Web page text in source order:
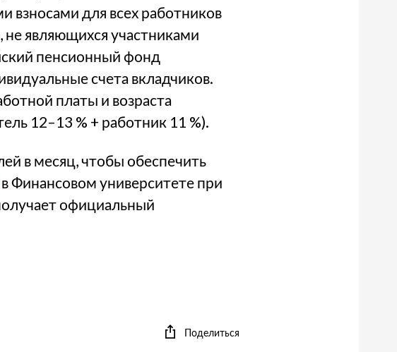
взносами для всех работников
не являющихся участниками
пенсионный фонд
счета вкладчиков.
платы и возраста
12–13 % + работник 11 %).
в месяц, чтобы обеспечить
в Финансовом университете при
официальный
Поделиться